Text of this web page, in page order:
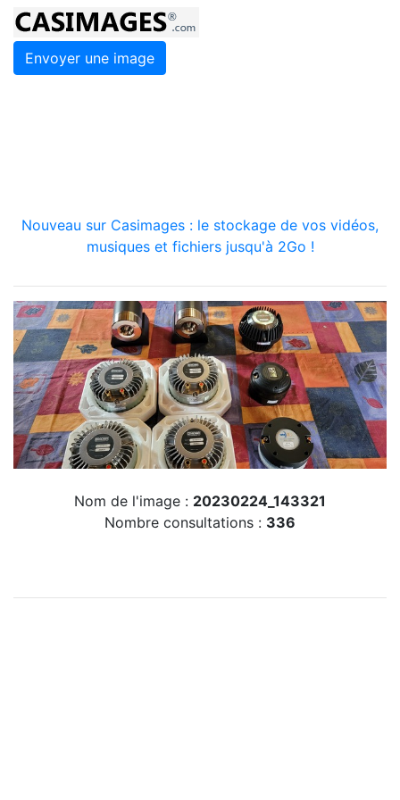
Envoyer une image
Nouveau sur Casimages : le stockage de vos vidéos,
musiques et fichiers jusqu'à 2Go !
Nom de l'image : 20230224_143321
Nombre consultations : 336